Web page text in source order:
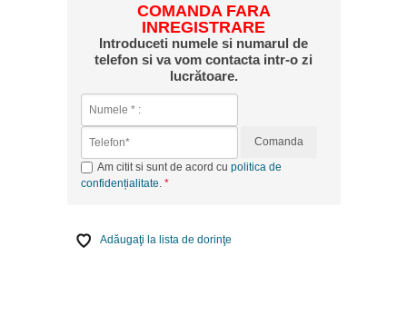
COMANDA FARA
INREGISTRARE
Introduceti numele si numarul de
telefon si va vom contacta intr-o zi
lucrătoare.
Comanda
Am citit si sunt de acord cu politica de
confidențialitate
Adăugaţi la lista de dorinţe